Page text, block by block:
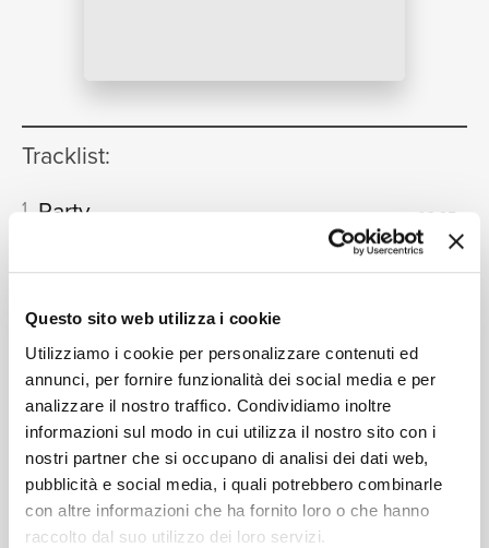
Questo sito web utilizza i cookie
Utilizziamo i cookie per personalizzare contenuti ed
annunci, per fornire funzionalità dei social media e per
analizzare il nostro traffico. Condividiamo inoltre
informazioni sul modo in cui utilizza il nostro sito con i
nostri partner che si occupano di analisi dei dati web,
pubblicità e social media, i quali potrebbero combinarle
con altre informazioni che ha fornito loro o che hanno
raccolto dal suo utilizzo dei loro servizi.
Tracklist:
1 Party
03:25
2 Party
Party (Niklas Ibach Remix)
03:30
JP Cooper
Formati disponibili:
NEWS
RICERCA
CHI SIAMO
CONTATTI